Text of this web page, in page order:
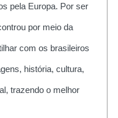
pela Europa. Por ser
por meio da
com os brasileiros
história, cultura,
trazendo o melhor